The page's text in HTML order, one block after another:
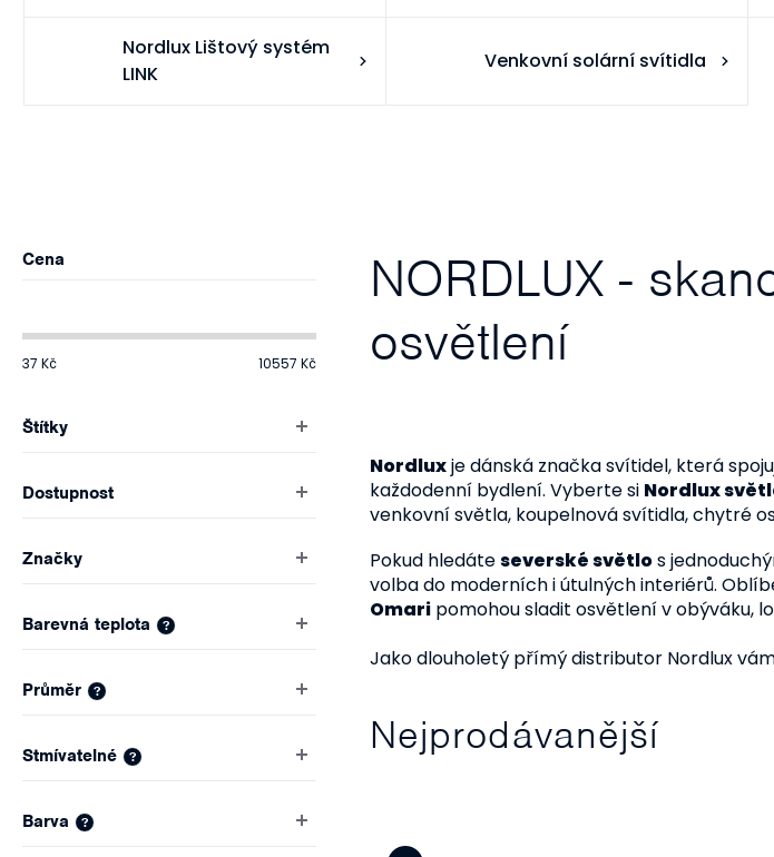
Nordlux Lištový systém
LINK
Venkovní solární svítidla
o
t
r
n
n
p
a
n
l
Cena
37 Kč 10557 Kč
Štítky
Dostupnost
Značky
Barevná teplota ?
Průměr ?
Stmívatelné ?
Barva ?
NORDLUX -
osvětlení
Nordluxje dánská značka svítidel, která
každodenní bydlení. Vyberte si Nordlux
venkovní světla, koupelnová svítidla, chytré
Pokud hledáteseverské světlos
volba do moderních i útulných interiérů.
Omari pomohou sladit osvětlení v obýváku,
Jako dlouholetý přímý distributor Nordlux
Nejprodávanější